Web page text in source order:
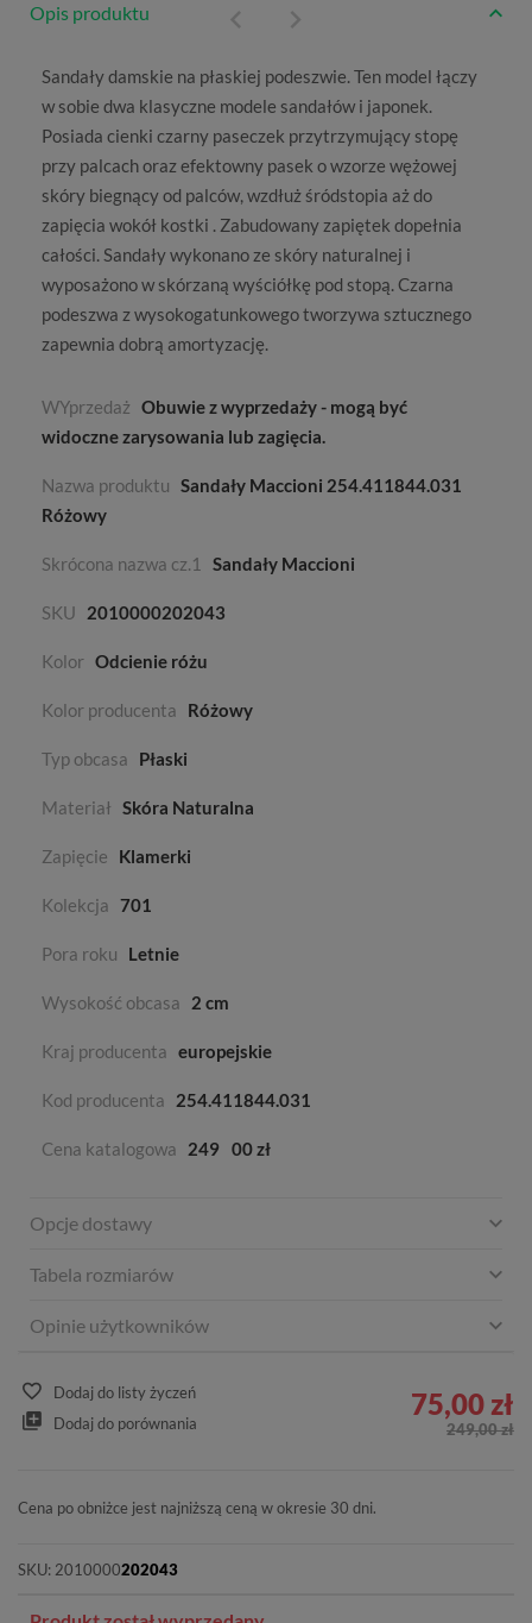
Opis produktu
Sandały damskie na płaskiej podeszwie. Ten model łączy
w sobie dwa klasyczne modele sandałów i japonek.
Posiada cienki czarny paseczek przytrzymujący stopę
przy palcach oraz efektowny pasek o wzorze wężowej
skóry biegnący od palców, wzdłuż śródstopia aż do
zapięcia wokół kostki . Zabudowany zapiętek dopełnia
całości. Sandały wykonano ze skóry naturalnej i
wyposażono w skórzaną wyściółkę pod stopą. Czarna
podeszwa z wysokogatunkowego tworzywa sztucznego
zapewnia dobrą amortyzację.
WYprzedaż Obuwie z wyprzedaży - mogą być
widoczne zarysowania lub zagięcia.
Nazwa produktu Sandały Maccioni 254.411844.031
Różowy
Skrócona nazwa cz.1 Sandały Maccioni
SKU 2010000202043
Kolor Odcienie różu
Kolor producenta Różowy
Typ obcasa Płaski
Materiał Skóra Naturalna
Zapięcie Klamerki
Kolekcja 701
Pora roku Letnie
Wysokość obcasa 2 cm
Kraj producenta europejskie
Kod producenta 254.411844.031
Cena katalogowa 249 00 zł
Opcje dostawy
Tabela rozmiarów
Opinie użytkowników
Dodaj do listy życzeń
Dodaj do porównania
75,00 zł
249,00 zł
Cena po obniżce jest najniższą ceną w okresie 30 dni.
SKU: 2010000202043